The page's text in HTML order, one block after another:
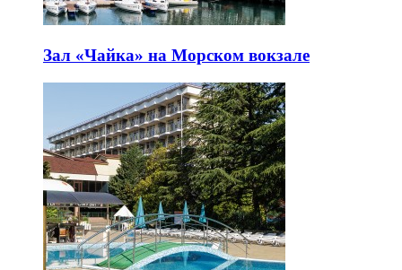
Зал «Чайка» на Морском вокзале